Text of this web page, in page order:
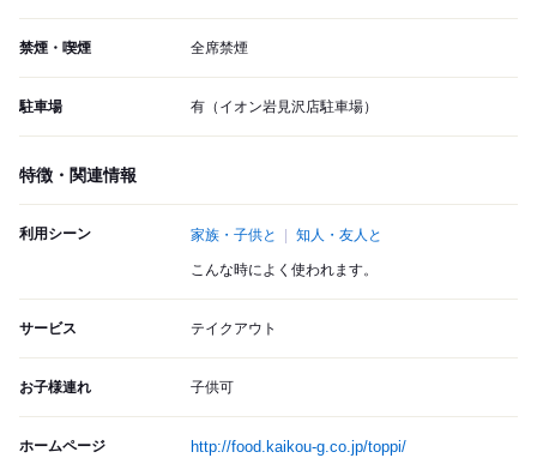
禁煙・喫煙 全席禁煙
駐車場 有（イオン岩見沢店駐車場）
特徴・関連情報
利用シーン 家族・子供と 知人・友人と
こんな時によく使われます。
サービス テイクアウト
お子様連れ 子供可
ホームページ http://food.kaikou-g.co.jp/toppi/